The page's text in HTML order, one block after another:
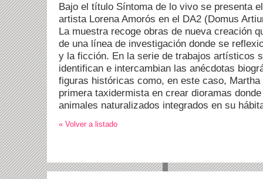
Bajo el título Síntoma de lo vivo se presenta
artista Lorena Amorós en el DA2 (Domus
La muestra recoge obras de nueva creación
de una línea de investigación donde se
y la ficción. En la serie de trabajos artísticos
identifican e intercambian las anécdotas
figuras históricas como, en este caso,
primera taxidermista en crear dioramas
animales naturalizados integrados en su
« Volver a listado